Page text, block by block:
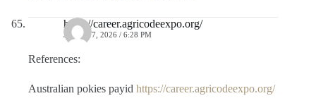
https://career.agricodeexpo.org/
JULIO 17, 2026 / 6:28 PM
References:
Australian pokies payid https://career.agricodeexpo.org/